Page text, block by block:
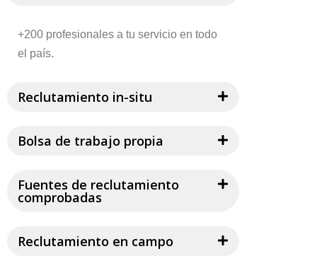
+200 profesionales a tu servicio en todo
el país.
Reclutamiento in-situ
Bolsa de trabajo propia
Fuentes de reclutamiento
comprobadas
Reclutamiento en campo